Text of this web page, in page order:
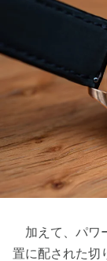
加えて、パワ
置に配された切